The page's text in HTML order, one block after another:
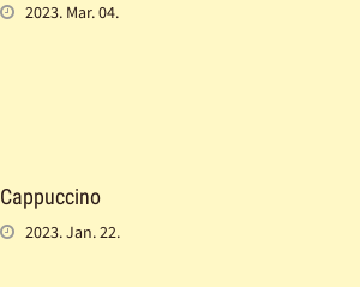
2023. Mar. 04.
Cappuccino
2023. Jan. 22.